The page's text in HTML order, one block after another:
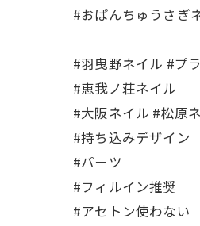
#おぱんちゅうさぎ
#羽曳野ネイル #プ
#恵我ノ荘ネイル
#大阪ネイル #松原
#持ち込みデザイン
#パーツ
#フィルイン推奨
#アセトン使わない